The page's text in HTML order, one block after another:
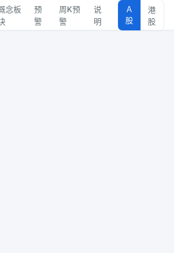
念板
预
警
周K预
警
说
明
A
股
港
股